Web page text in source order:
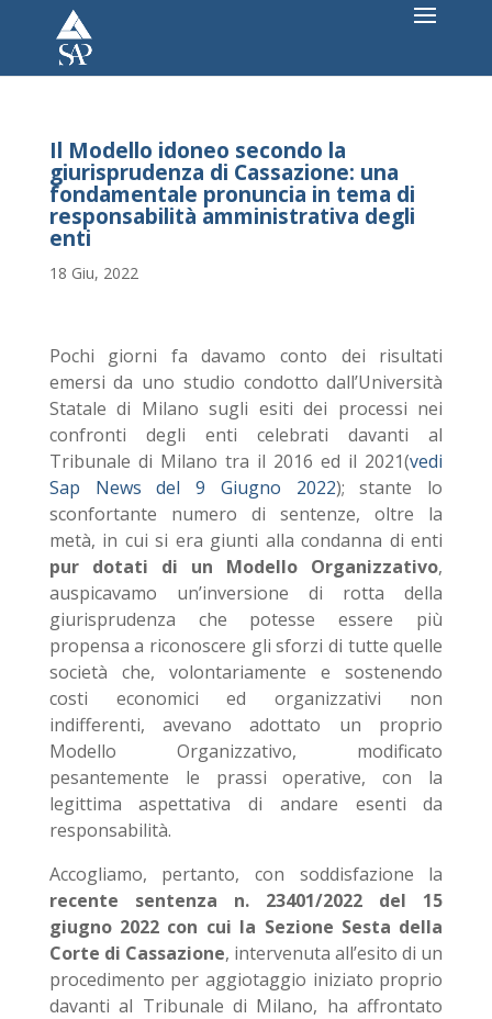
Il Modello idoneo secondo la
giurisprudenza di Cassazione: una
fondamentale pronuncia in tema di
responsabilità amministrativa degli
enti
18 Giu, 2022
Pochi giorni fa davamo conto dei risultati
emersi da uno studio condotto dall’Università
Statale di Milano sugli esiti dei processi nei
confronti degli enti celebrati davanti al
Tribunale di Milano tra il 2016 ed il 2021(vedi
Sap News del 9 Giugno 2022); stante lo
sconfortante numero di sentenze, oltre la
metà, in cui si era giunti alla condanna di enti
pur dotati di un Modello Organizzativo,
auspicavamo un’inversione di rotta della
giurisprudenza che potesse essere più
propensa a riconoscere gli sforzi di tutte quelle
società che, volontariamente e sostenendo
costi economici ed organizzativi non
indifferenti, avevano adottato un proprio
Modello Organizzativo, modificato
pesantemente le prassi operative, con la
legittima aspettativa di andare esenti da
responsabilità.
Accogliamo, pertanto, con soddisfazione la
recente sentenza n. 23401/2022 del 15
giugno 2022 con cui la Sezione Sesta della
Corte di Cassazione, intervenuta all’esito di un
procedimento per aggiotaggio iniziato proprio
davanti al Tribunale di Milano, ha affrontato